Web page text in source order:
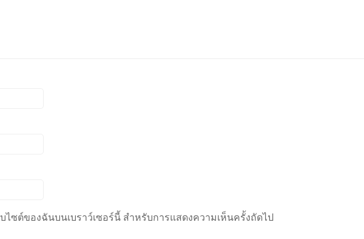
ไซต์ของฉันบนเบราว์เซอร์นี้ สำหรับการแสดงความเห็นครั้งถัดไป